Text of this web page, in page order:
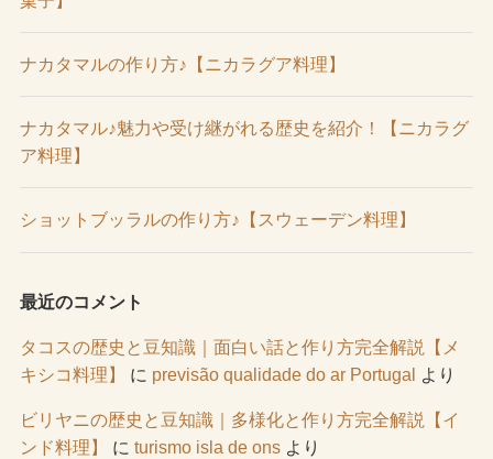
ナカタマルの作り方♪【ニカラグア料理】
ナカタマル♪魅力や受け継がれる歴史を紹介！【ニカラグ
ア料理】
ショットブッラルの作り方♪【スウェーデン料理】
最近のコメント
タコスの歴史と豆知識｜面白い話と作り方完全解説【メ
キシコ料理】
に previsão qualidade do ar Portugal より
ビリヤニの歴史と豆知識｜多様化と作り方完全解説【イ
ンド料理】
に turismo isla de onsより